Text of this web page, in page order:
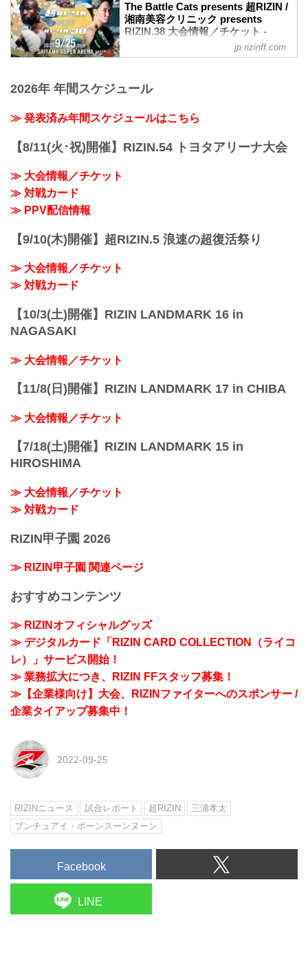
The Battle Cats presents 超RIZIN /
湘南美容クリニック presents
RIZIN.38 大会情報／チケット -
RIZIN FIGHTING FEDERATION オ
フィシャルサイト
名称
美容クリニック presents RIZIN.38
2022年9月25日（日）10:30開場 / 12:00開
始
終了予定時間
20:00〜21:00頃
jp.rizinff.com
2026年 年間スケジュール
≫ 発表済み年間スケジュールはこちら
【8/11(火･祝)開催】RIZIN.54 トヨタアリーナ大会
≫ 大会情報／チケット
≫ 対戦カード
≫ PPV配信情報
【9/10(木)開催】超RIZIN.5 浪速の超復活祭り
≫ 大会情報／チケット
≫ 対戦カード
【10/3(土)開催】RIZIN LANDMARK 16 in
NAGASAKI
≫ 大会情報／チケット
【11/8(日)開催】RIZIN LANDMARK 17 in CHIBA
≫ 大会情報／チケット
【7/18(土)開催】RIZIN LANDMARK 15 in
HIROSHIMA
≫ 大会情報／チケット
≫ 対戦カード
RIZIN甲子園 2026
≫ RIZIN甲子園 関連ページ
おすすめコンテンツ
≫ RIZINオフィシャルグッズ
≫ デジタルカード「RIZIN CARD COLLECTION（ライコ
レ）」サービス開始！
≫ 業務拡大につき、RIZIN FFスタッフ募集！
≫【企業様向け】大会、RIZINファイターへのスポンサー /
企業タイアップ募集中！
2022-09-25
RIZINニュース 試合レポート 超RIZIN
三浦孝太
ブンチュアイ・ポーンスーンヌーン
Facebook
LINE